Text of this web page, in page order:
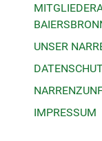
UNSER
IMPRESSUM